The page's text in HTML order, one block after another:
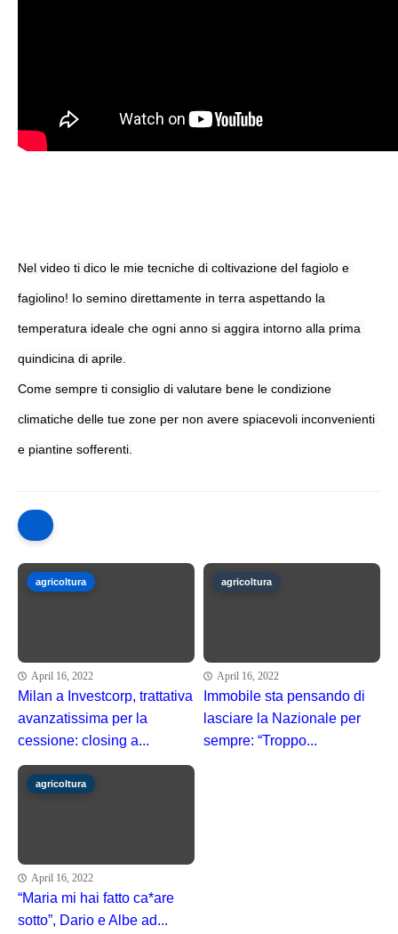
Nel video ti dico le mie tecniche di coltivazione del fagiolo e
fagiolino! Io semino direttamente in terra aspettando la
temperatura ideale che ogni anno si aggira intorno alla prima
quindicina di aprile.
Come sempre ti consiglio di valutare bene le condizione
climatiche delle tue zone per non avere spiacevoli inconvenienti
e piantine sofferenti.
agricoltura
April 16, 2022
Milan a Investcorp, trattativa
avanzatissima per la
cessione: closing a...
agricoltura
April 16, 2022
Immobile sta pensando di
lasciare la Nazionale per
sempre: “Troppo...
agricoltura
April 16, 2022
“Maria mi hai fatto ca*are
sotto”, Dario e Albe ad...